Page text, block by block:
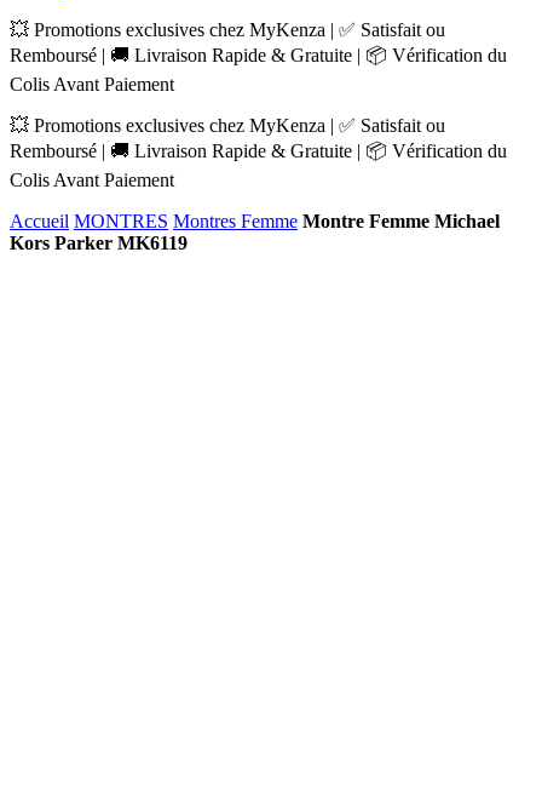
💥 Promotions exclusives chez MyKenza | ✅ Satisfait ou
Remboursé | 🚚 Livraison Rapide & Gratuite | 📦 Vérification du
Colis Avant Paiement
💥 Promotions exclusives chez MyKenza | ✅ Satisfait ou
Remboursé | 🚚 Livraison Rapide & Gratuite | 📦 Vérification du
Colis Avant Paiement
Accueil MONTRES Montres Femme Montre Femme Michael
Kors Parker MK6119